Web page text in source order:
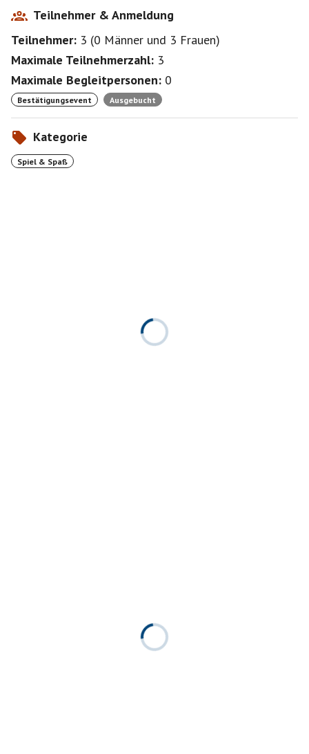
Ich freue mich immer über Neuzugänge, bestätige aber
Teilnehmer & Anmeldung
Teilnehmer: 3 (0 Männer und 3 Frauen)
Maximale Teilnehmerzahl: 3
Maximale Begleitpersonen: 0
Bestätigungsevent Ausgebucht
Kategorie
Spiel & Spaß